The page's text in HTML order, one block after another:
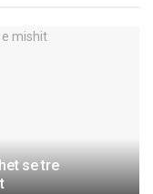
se tre